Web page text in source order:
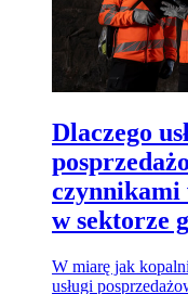
Dlaczego
czynnikami
w sektorze
W miarę jak
usługi